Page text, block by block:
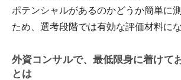
ポテンシャルがあるのかどうか簡単に
ため、選考段階では有効な評価材料にな
外資コンサルで、最低限身に着けて
とは